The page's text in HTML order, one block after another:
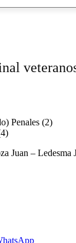
Penales (2)
Juan – Ledesma